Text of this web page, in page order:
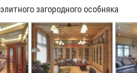
загородного особняка